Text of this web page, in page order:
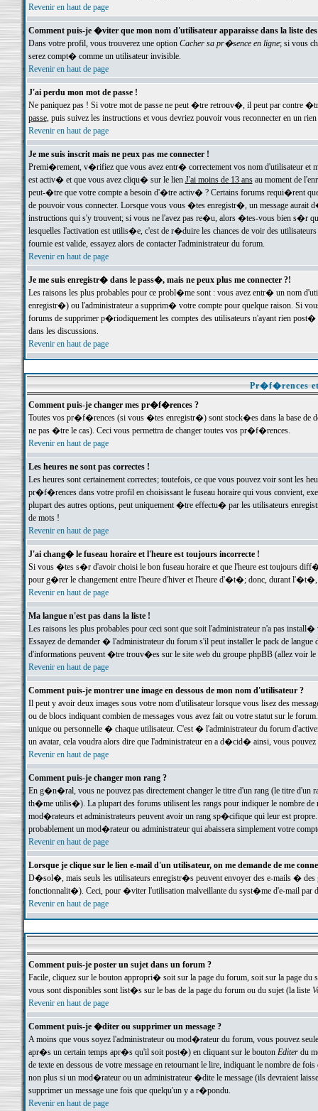
Revenir en haut de page
Comment puis-je �viter que mon nom d'utilisateur apparaisse dans la liste
Dans votre profil, vous trouverez une option Cacher sa pr�sence en ligne; si vous
serez compt� comme un utilisateur invisible.
Revenir en haut de page
J'ai perdu mon mot de passe !
Ne paniquez pas ! Si votre mot de passe ne peut �tre retrouv�, il peut par contre
passe, puis suivez les instructions et vous devriez pouvoir vous reconnecter en un rien
Revenir en haut de page
Je me suis inscrit mais ne peux pas me connecter !
Premi�rement, v�rifiez que vous avez entr� correctement vos nom d'utilisateur
est activ� et que vous avez cliqu� sur le lien J'ai moins de 13 ansau moment de
peut-�tre que votre compte a besoin d'�tre activ� ? Certains forums requi�rent
de pouvoir vous connecter. Lorsque vous vous �tes enregistr�, un message aurait
instructions qui s'y trouvent; si vous ne l'avez pas re�u, alors �tes-vous bien s�r
lesquelles l'activation est utilis�e, c'est de r�duire les chances de voir des
fournie est valide, essayez alors de contacter l'administrateur du forum.
Revenir en haut de page
Je me suis enregistr� dans le pass�, mais ne peux plus me connecter ?!
Les raisons les plus probables pour ce probl�me sont : vous avez entr� un nom
enregistr�) ou l'administrateur a supprim� votre compte pour quelque raison. Si
forums de supprimer p�riodiquement les comptes des utilisateurs n'ayant rien
dans les discussions.
Revenir en haut de page
Pr�f�rences
Comment puis-je changer mes pr�f�rences ?
Toutes vos pr�f�rences (si vous �tes enregistr�) sont stock�es dans la base de
ne pas �tre le cas). Ceci vous permettra de changer toutes vos pr�f�rences.
Revenir en haut de page
Les heures ne sont pas correctes !
Les heures sont certainement correctes; toutefois, ce que vous pouvez voir sont
pr�f�rences dans votre profil en choisissant le fuseau horaire qui vous convient,
plupart des autres options, peut uniquement �tre effectu� par les utilisateurs
de mots !
Revenir en haut de page
J'ai chang� le fuseau horaire et l'heure est toujours incorrecte !
Si vous �tes s�r d'avoir choisi le bon fuseau horaire et que l'heure est toujours
pour g�rer le changement entre l'heure d'hiver et l'heure d'�t�; donc, durant
Revenir en haut de page
Ma langue n'est pas dans la liste !
Les raisons les plus probables pour ceci sont que soit l'administrateur n'a pas
Essayez de demander � l'administrateur du forum s'il peut installer le pack de
d'informations peuvent �tre trouv�es sur le site web du groupe phpBB (allez voir le
Revenir en haut de page
Comment puis-je montrer une image en dessous de mon nom d'utilisateur ?
Il peut y avoir deux images sous votre nom d'utilisateur lorsque vous lisez des
ou de blocs indiquant combien de messages vous avez fait ou votre statut sur le
unique ou personnelle � chaque utilisateur. C'est � l'administrateur du forum
un avatar, cela voudra alors dire que l'administrateur en a d�cid� ainsi, vous
Revenir en haut de page
Comment puis-je changer mon rang ?
En g�n�ral, vous ne pouvez pas directement changer le titre d'un rang (le titre d'un
th�me utilis�). La plupart des forums utilisent les rangs pour indiquer le nombre de
mod�rateurs et administrateurs peuvent avoir un rang sp�cifique qui leur est
probablement un mod�rateur ou administrateur qui abaissera simplement votre
Revenir en haut de page
Lorsque je clique sur le lien e-mail d'un utilisateur, on me demande de me
D�sol�, mais seuls les utilisateurs enregistr�s peuvent envoyer des e-mails �
fonctionnalit�). Ceci, pour �viter l'utilisation malveillante du syst�me d'e-mail par
Revenir en haut de page
Comment puis-je poster un sujet dans un forum ?
Facile, cliquez sur le bouton appropri� soit sur la page du forum, soit sur la page du
vous sont disponibles sont list�s sur le bas de la page du forum ou du sujet (la liste
Revenir en haut de page
Comment puis-je �diter ou supprimer un message ?
A moins que vous soyez l'administrateur ou mod�rateur du forum, vous pouvez
apr�s un certain temps apr�s qu'il soit post�) en cliquant sur le bouton Editerdu
de texte en dessous de votre message en retournant le lire, indiquant le nombre
non plus si un mod�rateur ou un administrateur �dite le message (ils devraient
supprimer un message une fois que quelqu'un y a r�pondu.
Revenir en haut de page